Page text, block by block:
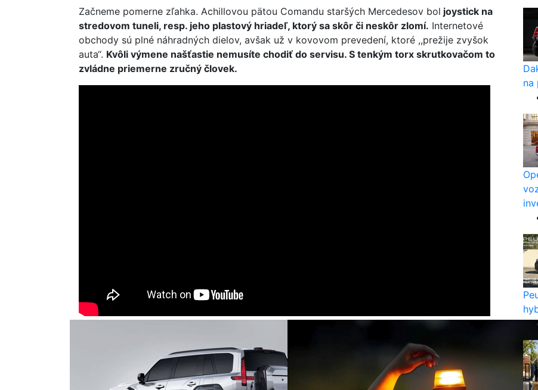
Začneme pomerne zľahka. Achillovou pätou Comandu staršých Mercedesov bol joystick na
stredovom tuneli, resp. jeho plastový hriadeľ, ktorý sa skôr či neskôr zlomí. Internetové
obchody sú plné náhradných dielov, avšak už v kovovom prevedení, ktoré ,,prežije zvyšok
auta‘‘. Kvôli výmene našťastie nemusíte chodiť do servisu. S tenkým torx skrutkovačom to
zvládne priemerne zručný človek.
na